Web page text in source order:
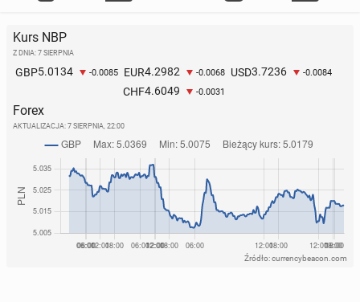
Kurs NBP
Z DNIA: 7 SIERPNIA
GBP5.0134 -0.0085 EUR4.2982 -0.0068 USD3.7236 -0.0084
CHF4.6049 -0.0031
Forex
AKTUALIZACJA: 7 SIERPNIA, 22:00
Źródło: currencybeacon.com